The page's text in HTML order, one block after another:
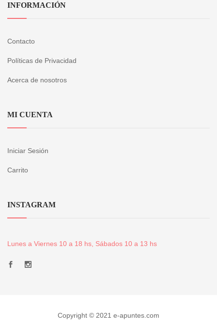
INFORMACIÓN
Contacto
Políticas de Privacidad
Acerca de nosotros
MI CUENTA
Iniciar Sesión
Carrito
INSTAGRAM
Lunes a Viernes 10 a 18 hs, Sábados 10 a 13 hs
Copyright © 2021 e-apuntes.com